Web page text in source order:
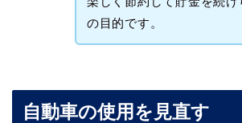
の目的です。
自動車の使用を見直す